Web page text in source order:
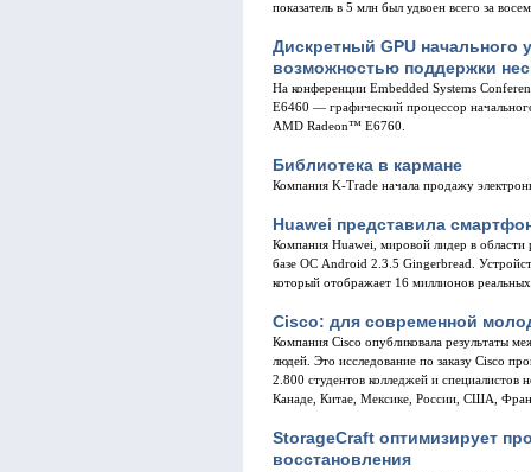
показатель в 5 млн был удвоен всего за
Дискретный GPU начального
возможностью поддержки
На конференции Embedded Systems
E6460 ― графический процессор
AMD Radeon™ E6760.
Библиотека в кармане
Компания K-Trade начала продажу
Huawei представила
Компания Huawei, мировой лидер в
базе ОС Android 2.3.5 Gingerbread.
который отображает 16 миллионов
Cisco: для современной
Компания Cisco опубликовала результаты
людей. Это исследование по заказу Cisco
2.800 студентов колледжей и
Канаде, Китае, Мексике, России, США,
StorageCraft оптимизирует
восстановления